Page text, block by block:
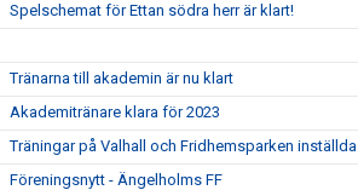
Spelschemat för Ettan södra herr är klart!
Tränarna till akademin är nu klart
Akademitränare klara för 2023
Träningar på Valhall och Fridhemsparken inställda
Föreningsnytt - Ängelholms FF